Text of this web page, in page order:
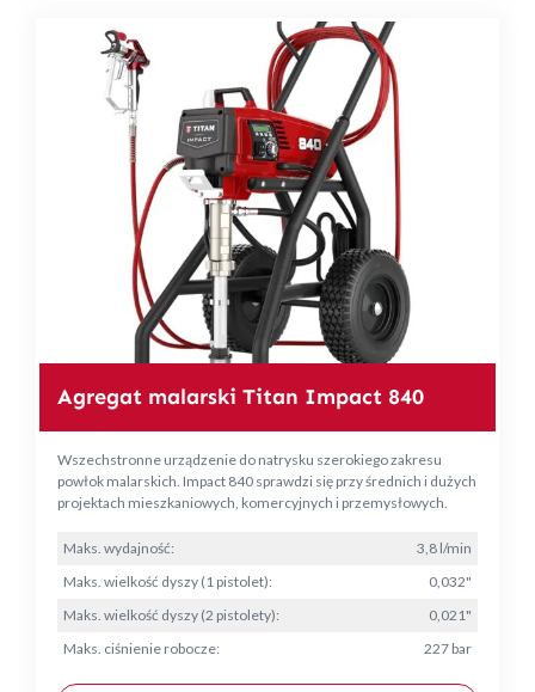
Agregat malarski Titan Impact 840
Wszechstronne urządzenie do natrysku szerokiego zakresu
powłok malarskich. Impact 840 sprawdzi się przy średnich i dużych
projektach mieszkaniowych, komercyjnych i przemysłowych.
Maks. wydajność:
3,8 l/min
Maks. wielkość dyszy (1 pistolet):
0,032"
Maks. wielkość dyszy (2 pistolety):
0,021"
Maks. ciśnienie robocze:
227 bar